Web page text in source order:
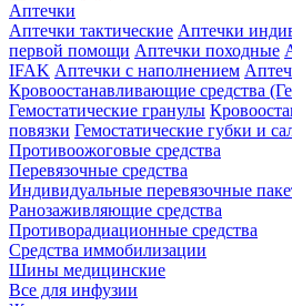
Аптечки
Аптечки тактические Аптечки
первой помощи Аптечки походные
IFAK Аптечки с наполнением
Кровоостанавливающие средства
Гемостатические гранулы
повязки Гемостатические губки и
Противоожоговые средства
Перевязочные средства
Индивидуальные перевязочные
Ранозаживляющие средства
Противорадиационные средства
Средства иммобилизации
Шины медицинские
Все для инфузии